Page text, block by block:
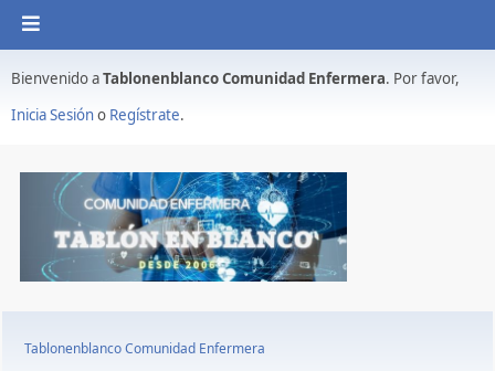
Bienvenido aTablonenblanco Comunidad Enfermera. Por favor,
Inicia Sesióno Regístrate.
Tablonenblanco Comunidad Enfermera